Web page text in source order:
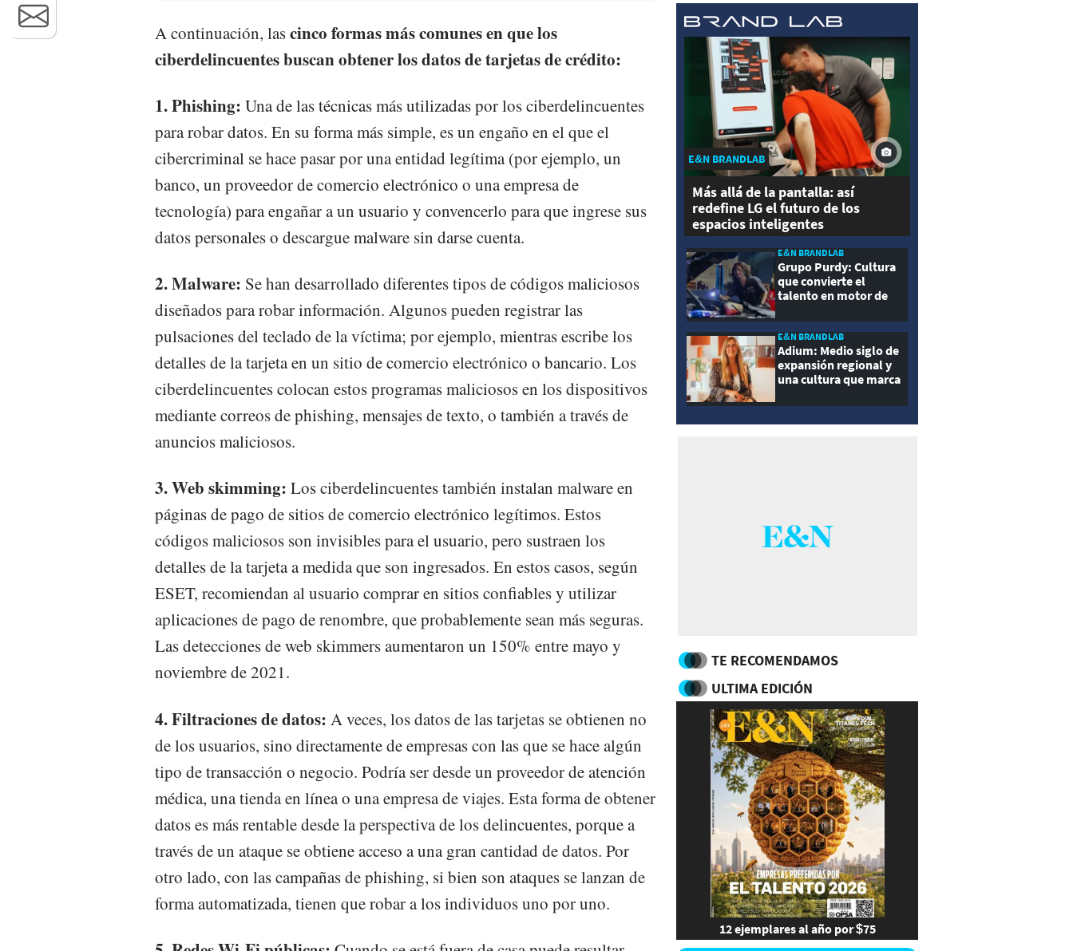
A continuación, lascinco formas más comunes en que los
ciberdelincuentes buscan obtener los datos de tarjetas de crédito:
1. Phishing: Una de las técnicas más utilizadas por los ciberdelincuentes
para robar datos. En su forma más simple, es un engaño en el que el
cibercriminal se hace pasar por una entidad legítima (por ejemplo, un
banco, un proveedor de comercio electrónico o una empresa de
tecnología) para engañar a un usuario y convencerlo para que ingrese sus
datos personales o descargue malware sin darse cuenta.
2. Malware: Se han desarrollado diferentes tipos de códigos maliciosos
diseñados para robar información. Algunos pueden registrar las
pulsaciones del teclado de la víctima; por ejemplo, mientras escribe los
detalles de la tarjeta en un sitio de comercio electrónico o bancario. Los
ciberdelincuentes colocan estos programas maliciosos en los dispositivos
mediante correos de phishing, mensajes de texto, o también a través de
anuncios maliciosos.
3. Web skimming: Los ciberdelincuentes también instalan malware en
páginas de pago de sitios de comercio electrónico legítimos. Estos
códigos maliciosos son invisibles para el usuario, pero sustraen los
detalles de la tarjeta a medida que son ingresados. En estos casos, según
ESET, recomiendan al usuario comprar en sitios confiables y utilizar
aplicaciones de pago de renombre, que probablemente sean más seguras.
Las detecciones de web skimmers aumentaron un 150% entre mayo y
noviembre de 2021.
4. Filtraciones de datos: A veces, los datos de las tarjetas se obtienen no
de los usuarios, sino directamente de empresas con las que se hace algún
tipo de transacción o negocio. Podría ser desde un proveedor de atención
médica, una tienda en línea o una empresa de viajes. Esta forma de obtener
datos es más rentable desde la perspectiva de los delincuentes, porque a
través de un ataque se obtiene acceso a una gran cantidad de datos. Por
otro lado, con las campañas de phishing, si bien son ataques se lanzan de
forma automatizada, tienen que robar a los individuos uno por uno.
E&N BRANDLAB
Más allá de la pantalla: así
redefine LG el futuro de los
espacios inteligentes
E&N BRANDLAB
Grupo Purdy: Cultura
que convierte el
talento en motor de
E&N BRANDLAB
Adium: Medio siglo de
expansión regional y
una cultura que marca
TE RECOMENDAMOS
ULTIMA EDICIÓN
12 ejemplares al año por $75